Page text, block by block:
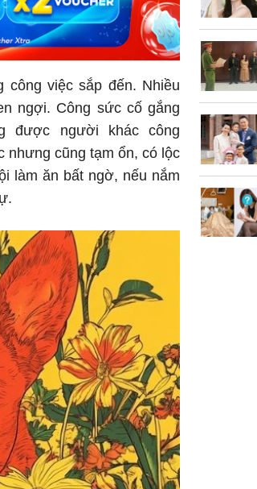
công việc sắp đến. Nhiều
ngợi. Công sức cố gắng
được người khác công
nhưng cũng tạm ổn, có lộc
làm ăn bất ngờ, nếu nắm